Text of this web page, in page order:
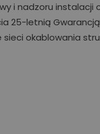
i nadzoru instalacji
25-letnią
okablowania